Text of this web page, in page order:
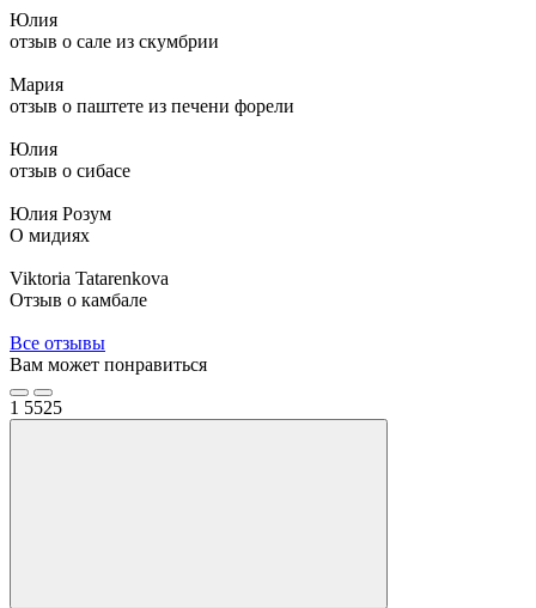
Юлия
отзыв о сале из скумбрии
Мария
отзыв о паштете из печени форели
Юлия
отзыв о сибасе
Юлия Розум
О мидиях
Viktoria Tatarenkova
Отзыв о камбале
Все отзывы
Вам может понравиться
1 5525